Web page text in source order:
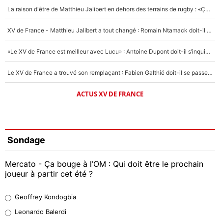
La raison d'être de Matthieu Jalibert en dehors des terrains de rugby : «Ça m'atteint autant que si tu touches à un membre de ma famille»
XV de France - Matthieu Jalibert a tout changé : Romain Ntamack doit-il s’inquiéter pour sa place à un an de la Coupe du monde ?
«Le XV de France est meilleur avec Lucu» : Antoine Dupont doit-il s’inquiéter pour sa place ?
Le XV de France a trouvé son remplaçant : Fabien Galthié doit-il se passer d'Antoine Dupont ?
ACTUS XV DE FRANCE
Sondage
Mercato - Ça bouge à l’OM : Qui doit être le prochain
joueur à partir cet été ?
38%
Geoffrey Kondogbia
Leonardo Balerdi